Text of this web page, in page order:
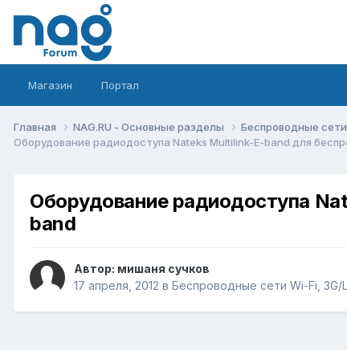
Магазин Портал
Главная NAG.RU - Основные разделы
Беспроводные сети
Оборудование радиодоступа Nateks Multilink-E-band для
Оборудование радиодоступа
band
Автор: мишаня сучков
17 апреля, 2012 в Беспроводные сети Wi-Fi, 3G/